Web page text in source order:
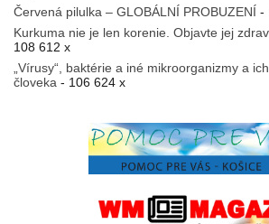
Červená pilulka – GLOBÁLNÍ PROBUZENÍ -
Kurkuma nie je len korenie. Objavte jej
108 612 x
„Vírusy“, baktérie a iné mikroorganizmy a
človeka - 106 624 x